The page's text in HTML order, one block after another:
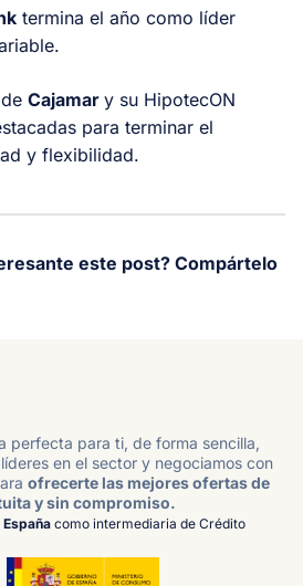
termina el año como líder
Cajamar y su HipotecON
para terminar el
y flexibilidad.
este post? Compártelo
perfecta para ti, de forma sencilla,
en el sector y negociamos con
ofrecerte las mejores ofertas de
y sin compromiso.
como intermediaria de Crédito